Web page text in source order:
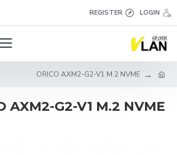
LOGIN
REGISTER
ORICO AXM2-G2-V1 M.2 NVME
AXM2-G2-V1 M.2 NVME